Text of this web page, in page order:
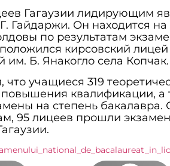
Гагаузии лидирующим
Гайдаржи. Он находится на
по результатам
кирсовский
им. Б. Янакогло села Копчак.
учащиеся 319
квалификации, а
на степень бакалавра.
95 лицеев прошли